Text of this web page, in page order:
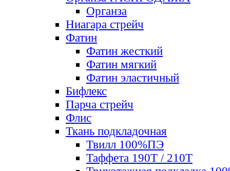
Органза
Ниагара стрейч
Фатин
Фатин жесткий
Фатин мягкий
Фатин элаcтичный
Бифлекс
Парча стрейч
Флис
Ткань подкладочная
Твилл 100%ПЭ
Таффета 190Т / 210Т